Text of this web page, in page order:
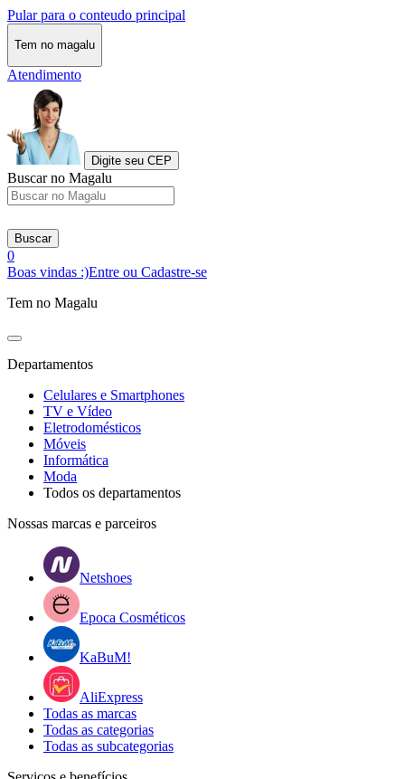
Pular para o conteudo principal
Tem no magalu
Atendimento
Digite seu CEP
Buscar no Magalu
Buscar
0
Boas vindas :)Entre ou Cadastre-se
Tem no Magalu
Departamentos
Celulares e Smartphones
TV e Vídeo
Eletrodomésticos
Móveis
Informática
Moda
Todos os departamentos
Nossas marcas e parceiros
Netshoes
Epoca Cosméticos
KaBuM!
AliExpress
Todas as marcas
Todas as categorias
Todas as subcategorias